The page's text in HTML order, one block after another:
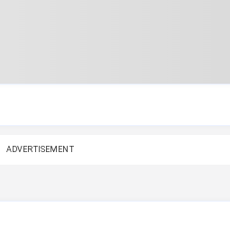
ADVERTISEMENT